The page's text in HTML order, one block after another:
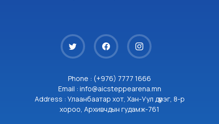
Phone : (+976) 7777 1666
Email : info@aicsteppearena.mn
Address : Улаанбаатар хот, Хан-Уул дүүрэг, 8-р
хороо, Архивчдын гудамж-761